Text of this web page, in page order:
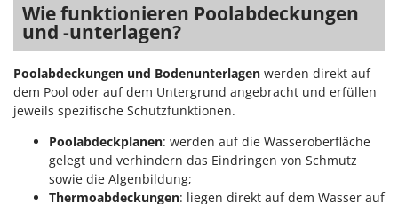
Wie funktionieren Poolabdeckungen
und -unterlagen?
Poolabdeckungen und Bodenunterlagen werden direkt auf
dem Pool oder auf dem Untergrund angebracht und erfüllen
jeweils spezifische Schutzfunktionen.
Poolabdeckplanen: werden auf die Wasseroberfläche
gelegt und verhindern das Eindringen von Schmutz
sowie die Algenbildung;
Thermoabdeckungen: liegen direkt auf dem Wasser auf